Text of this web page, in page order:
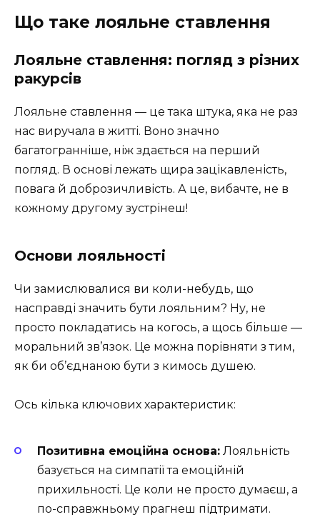
Що таке лояльне ставлення
Лояльне ставлення: погляд з різних
ракурсів
Лояльне ставлення — це така штука, яка не раз
нас виручала в житті. Воно значно
багатогранніше, ніж здається на перший
погляд. В основі лежать щира зацікавленість,
повага й доброзичливість. А це, вибачте, не в
кожному другому зустрінеш!
Основи лояльності
Чи замислювалися ви коли-небудь, що
насправді значить бути лояльним? Ну, не
просто покладатись на когось, а щось більше —
моральний зв’язок. Це можна порівняти з тим,
як би об’єднаною бути з кимось душею.
Ось кілька ключових характеристик:
Позитивна емоційна основа: Лояльність
базується на симпатії та емоційній
прихильності. Це коли не просто думаєш, а
по-справжньому прагнеш підтримати.